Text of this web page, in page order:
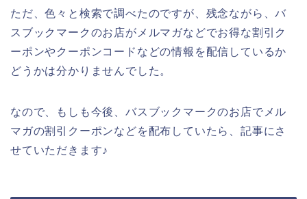
ただ、色々と検索で調べたのですが、残念ながら、バ
スブックマークのお店がメルマガなどでお得な割引ク
ーポンやクーポンコードなどの情報を配信しているか
どうかは分かりませんでした。
なので、もしも今後、バスブックマークのお店でメル
マガの割引クーポンなどを配布していたら、記事にさ
せていただきます♪